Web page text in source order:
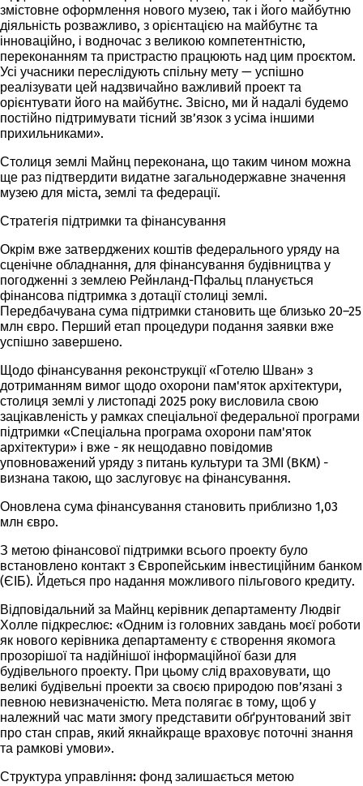
змістовне оформлення нового музею, так і його майбутню
діяльність розважливо, з орієнтацією на майбутнє та
інноваційно, і водночас з великою компетентністю,
переконанням та пристрастю працюють над цим проєктом.
Усі учасники переслідують спільну мету — успішно
реалізувати цей надзвичайно важливий проект та
орієнтувати його на майбутнє. Звісно, ми й надалі будемо
постійно підтримувати тісний зв’язок з усіма іншими
прихильниками».
Столиця землі Майнц переконана, що таким чином можна
ще раз підтвердити видатне загальнодержавне значення
музею для міста, землі та федерації.
Стратегія підтримки та фінансування
Окрім вже затверджених коштів федерального уряду на
сценічне обладнання, для фінансування будівництва у
погодженні з землею Рейнланд-Пфальц планується
фінансова підтримка з дотації столиці землі.
Передбачувана сума підтримки становить ще близько 20–25
млн євро. Перший етап процедури подання заявки вже
успішно завершено.
Щодо фінансування реконструкції «Готелю Шван» з
дотриманням вимог щодо охорони пам'яток архітектури,
столиця землі у листопаді 2025 року висловила свою
зацікавленість у рамках спеціальної федеральної програми
підтримки «Спеціальна програма охорони пам'яток
архітектури» і вже - як нещодавно повідомив
уповноважений уряду з питань культури та ЗМІ (BKM) -
визнана такою, що заслуговує на фінансування.
Оновлена сума фінансування становить приблизно 1,03
млн євро.
З метою фінансової підтримки всього проекту було
встановлено контакт з Європейським інвестиційним банком
(ЄІБ). Йдеться про надання можливого пільгового кредиту.
Відповідальний за Майнц керівник департаменту Людвіг
Холле підкреслює: «Одним із головних завдань моєї роботи
як нового керівника департаменту є створення якомога
прозорішої та надійнішої інформаційної бази для
будівельного проекту. При цьому слід враховувати, що
великі будівельні проекти за своєю природою пов’язані з
певною невизначеністю. Мета полягає в тому, щоб у
належний час мати змогу представити обґрунтований звіт
про стан справ, який якнайкраще враховує поточні знання
та рамкові умови».
Структура управління: фонд залишається метою